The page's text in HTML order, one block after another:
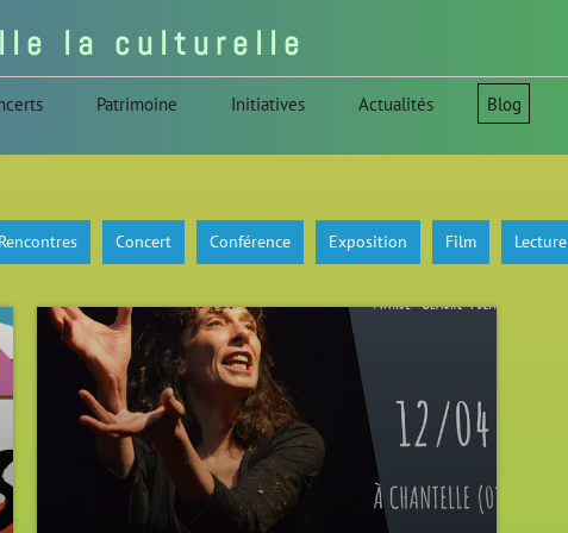
Patrimoine Initiatives Actualités Blog
l l e l a c u l t u r e l l e
Concert Conférence Exposition Film Lecture